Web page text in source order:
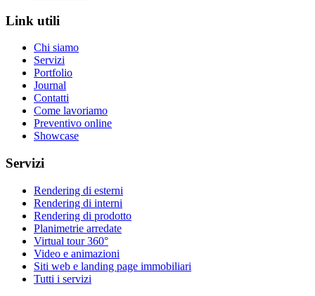
Link utili
Chi siamo
Servizi
Portfolio
Journal
Contatti
Come lavoriamo
Preventivo online
Showcase
Servizi
Rendering di esterni
Rendering di interni
Rendering di prodotto
Planimetrie arredate
Virtual tour 360°
Video e animazioni
Siti web e landing page immobiliari
Tutti i servizi